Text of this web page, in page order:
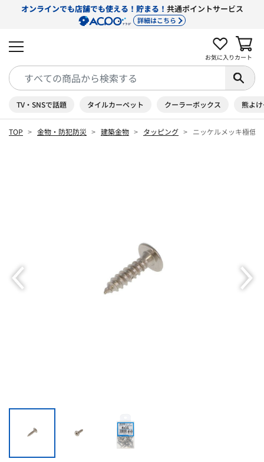
オンラインでも店舗でも使える！貯まる！ 共通ポイントサービス
詳細はこちら
お気に入り カート
TV・SNSで話題 タイルカーペット クーラーボックス 熊よ
TOP 金物・防犯防災 建築金物 タッピング ニッケルメッキ極低